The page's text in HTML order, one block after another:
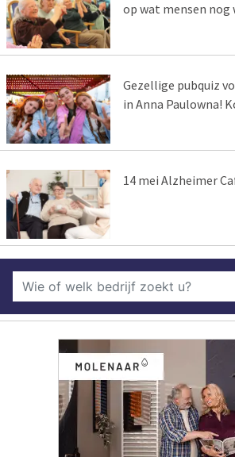
op wat mensen nog
Gezellige pubquiz
in Anna Paulowna!
14 mei Alzheimer